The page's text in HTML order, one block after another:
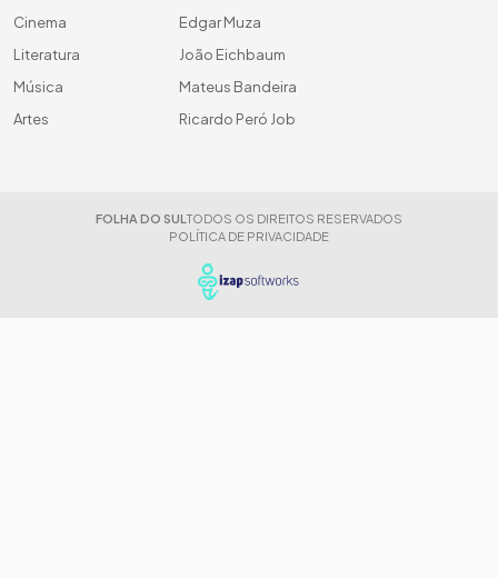
Cinema
Literatura
Música
Artes
Edgar Muza
João Eichbaum
Mateus Bandeira
Ricardo Peró Job
FOLHA DO SUL TODOS OS DIREITOS RESERVADOS
POLÍTICA DE PRIVACIDADE